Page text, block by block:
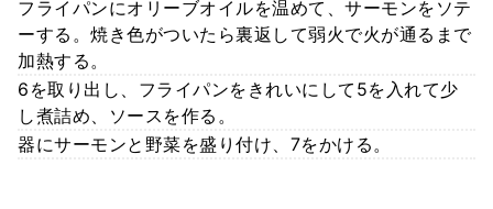
フライパンにオリーブオイルを温めて、サーモンをソテ
ーする。焼き色がついたら裏返して弱火で火が通るまで
加熱する。
6を取り出し、フライパンをきれいにして5を入れて少
し煮詰め、ソースを作る。
器にサーモンと野菜を盛り付け、7をかける。